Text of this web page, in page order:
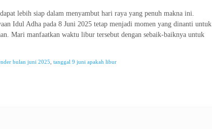
lebih siap dalam menyambut hari raya yang penuh makna ini.
Idul Adha pada 8 Juni 2025 tetap menjadi momen yang dinanti untuk
Mari manfaatkan waktu libur tersebut dengan sebaik-baiknya untuk
bulan juni 2025 tanggal 9 juni apakah libur